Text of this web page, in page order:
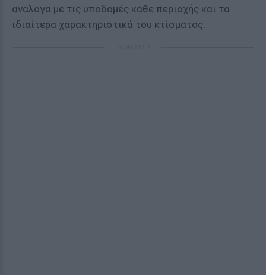
ανάλογα με τις υποδομές κάθε περιοχής και τα
ιδιαίτερα χαρακτηριστικά του κτίσματος.